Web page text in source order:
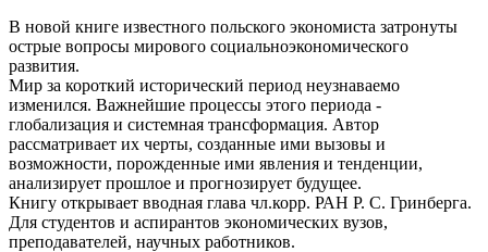
В новой книге известного польского экономиста затронуты
острые вопросы мирового социальноэкономического
развития.
Мир за короткий исторический период неузнаваемо
изменился. Важнейшие процессы этого периода -
глобализация и системная трансформация. Автор
рассматривает их черты, созданные ими вызовы и
возможности, порожденные ими явления и тенденции,
анализирует прошлое и прогнозирует будущее.
Книгу открывает вводная глава чл.корр. РАН Р. С. Гринберга.
Для студентов и аспирантов экономических вузов,
преподавателей, научных работников.